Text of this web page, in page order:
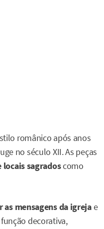
românico após anos
no século XII. As peças
locais sagradoscomo
as mensagens da igrejae
decorativa,